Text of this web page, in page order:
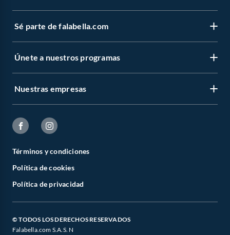
Sé parte de falabella.com
Únete a nuestros programas
Nuestras empresas
Términos y condiciones
Política de cookies
Política de privacidad
© TODOS LOS DERECHOS RESERVADOS
Falabella.com S.A.S. N